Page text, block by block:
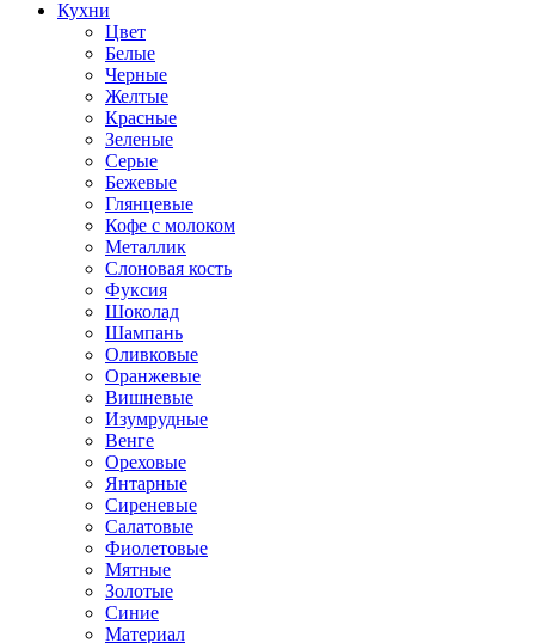
Кухни
Цвет
Белые
Черные
Желтые
Красные
Зеленые
Серые
Бежевые
Глянцевые
Кофе с молоком
Металлик
Слоновая кость
Фуксия
Шоколад
Шампань
Оливковые
Оранжевые
Вишневые
Изумрудные
Венге
Ореховые
Янтарные
Сиреневые
Салатовые
Фиолетовые
Мятные
Золотые
Синие
Материал